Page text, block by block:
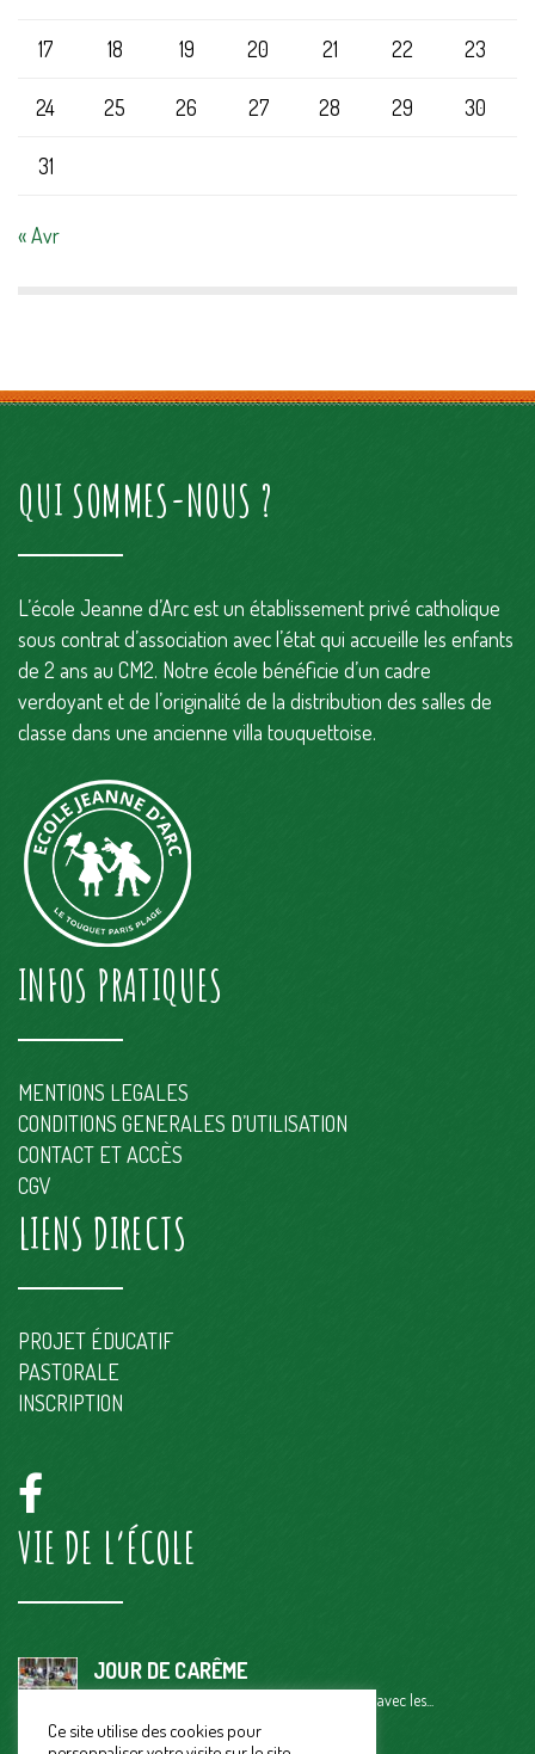
17 18 19 20 21 22 23
24 25 26 27 28 29 30
31
« Avr
QUI SOMMES-NOUS ?
L’école Jeanne d’Arc est un établissement privé catholique
sous contrat d’association avec l’état qui accueille les enfants
de 2 ans au CM2. Notre école bénéficie d’un cadre
verdoyant et de l’originalité de la distribution des salles de
classe dans une ancienne villa touquettoise.
INFOS PRATIQUES
MENTIONS LEGALES
CONDITIONS GENERALES D’UTILISATION
CONTACT ET ACCÈS
CGV
LIENS DIRECTS
PROJET ÉDUCATIF
PASTORALE
INSCRIPTION
VIE DE L’ÉCOLE
JOUR DE CARÊME
Ce vendredi 29 mars, petit temps de partage avec les...
CARNAVAL 2024
Ce site utilise des cookies pour